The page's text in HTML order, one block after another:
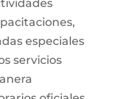
especiales
servicios